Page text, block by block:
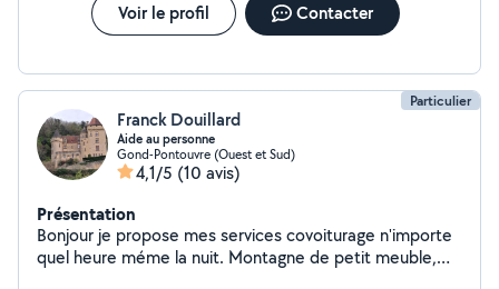
Voir le profil Contacter
Particulier
Franck Douillard
Aide au personne
Gond-Pontouvre (Ouest et Sud)
4,1/5 (10 avis)
Présentation
Bonjour je propose mes services covoiturage n'importe
quel heure méme la nuit. Montagne de petit meuble,